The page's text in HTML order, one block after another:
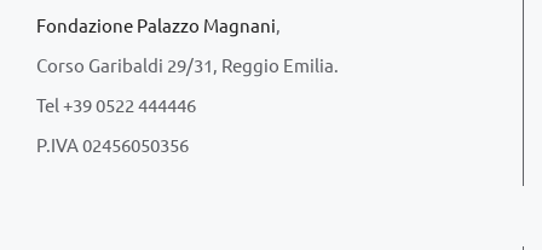
Fondazione Palazzo Magnani
Corso Garibaldi 29/31, Reggio Emilia.
Tel +39 0522 444446
P.IVA 02456050356